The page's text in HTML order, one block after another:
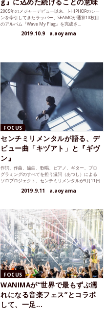
2005年のメジャーデビュー以来、J-HIPHOPのシー
ンを牽引してきたラッパー、SEAMOが通算10枚目
のアルバム『Wave My Flag』を完成さ...
2019.10.9 a.aoyama
FOCUS
センチミリメンタルが語る、デ
ビュー曲「キヅアト」と『ギヴ
ン』
作詞、作曲、編曲、歌唱、ピアノ、ギター、プロ
グラミングのすべてを担う温詞（あつし）による
ソロプロジェクト、センチミリメンタルが9月11日
2019.9.11 a.aoyama
FOCUS
WANIMAが“世界で最もずぶ濡
れになる音楽フェス”とコラボ
して、一足...